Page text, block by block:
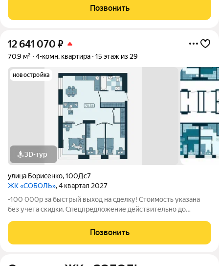
пришлем вам ссылку на 3D аэротур по ЖК "Соболь" Квартира
№348 на 29 этаже Отделка:
Позвонить
12 641 070 ₽
70,9 м² 4-комн. квартира 15 этаж из 29
новостройка
3D-тур
улица Борисенко,100Дс7
ЖК «СОБОЛЬ», 4 квартал 2027
-100 000р за быстрый выход на сделку! Стоимость указана
без учета скидки. Спецпредложение действительно до
пришлем вам ссылку на 3D аэротур по ЖК "Соболь" Квартира
№151 на 15 этаже Отделка:
Позвонить